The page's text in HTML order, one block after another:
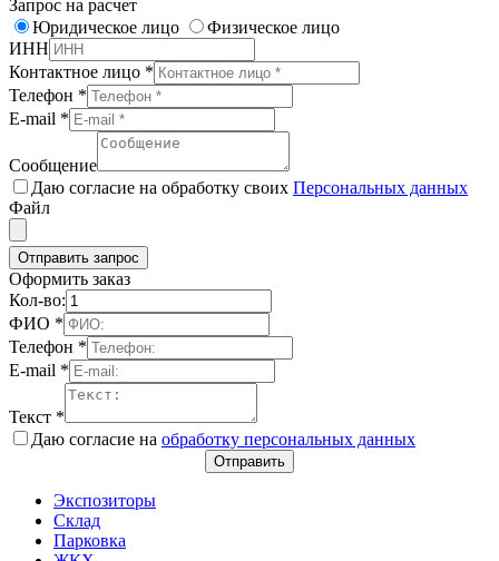
Запрос на расчет
Юридическое лицо
Физическое лицо
ИНН
Контактное лицо *
Телефон *
E-mail *
Сообщение
Даю согласие на обработку своих Персональных данных
Файл
Отправить запрос
Оформить заказ
Кол-во:
ФИО *
Телефон *
E-mail *
Текст *
Даю согласие на обработку персональных данных
Отправить
Экспозиторы
Склад
Парковка